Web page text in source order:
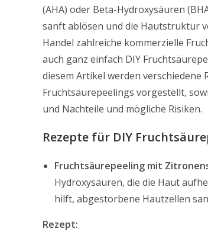
(AHA) oder Beta-Hydroxysäuren
sanft ablösen und die Hautstruktur
Handel zahlreiche kommerzielle
auch ganz einfach DIY
diesem Artikel werden verschiedene
Fruchtsäurepeelings vorgestellt,
und Nachteile und mögliche Risiken.
Rezepte für DIY
Fruchtsäurepeeling mit
Hydroxysäuren, die die Haut
hilft, abgestorbene Hautzellen
Rezept: